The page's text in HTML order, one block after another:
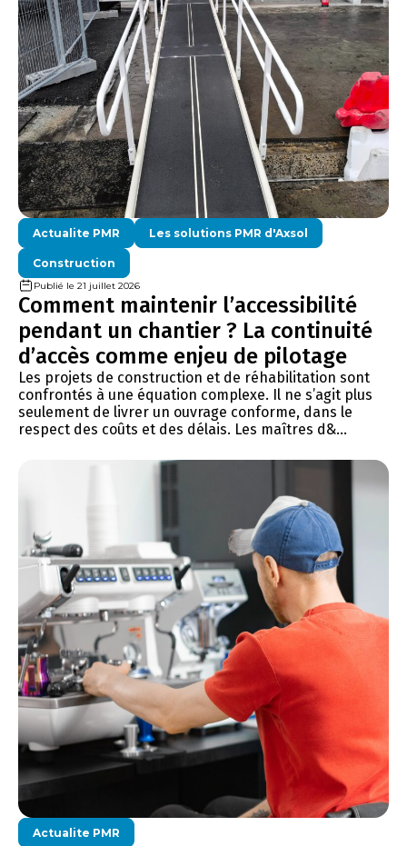
Actualite PMR Les solutions PMR d'Axsol
Construction
Publié le 21 juillet 2026
Comment maintenir l’accessibilité
pendant un chantier ? La continuité
d’accès comme enjeu de pilotage
Les projets de construction et de réhabilitation sont
confrontés à une équation complexe. Il ne s’agit plus
seulement de livrer un ouvrage conforme, dans le
respect des coûts et des délais. Les maîtres d&...
Actualite PMR